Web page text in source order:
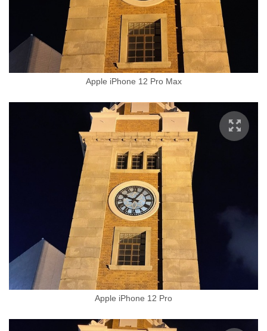
Apple iPhone 12 Pro Max
Apple iPhone 12 Pro